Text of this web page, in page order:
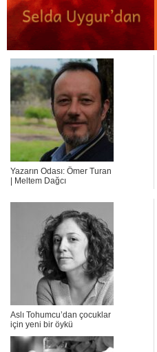
Yazarın Odası: Ömer Turan
| Meltem Dağcı
Aslı Tohumcu’dan çocuklar
için yeni bir öykü